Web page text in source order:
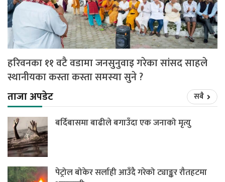
हरिवनका ११ वटै वडामा जनसुनुवाइ गरेका सांसद साहले
स्थानीयका कस्ता कस्ता समस्या सुने ?
ताजा अपडेट
सबै
बर्दिबासमा बाढीले बगाउँदा एक जनाको मृत्यु
पेट्रोल बोकेर सर्लाही आउँदै गरेको ट्याङ्कर रौतहटमा